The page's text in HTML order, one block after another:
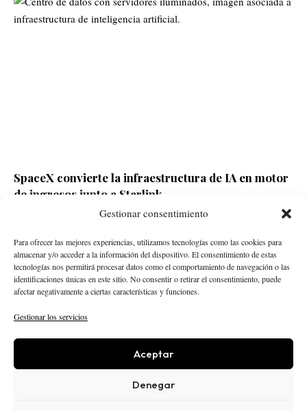
Gestionar consentimiento
Para ofrecer las mejores experiencias, utilizamos tecnologías como las cookies para
almacenar y/o acceder a la información del dispositivo. El consentimiento de estas
tecnologías nos permitirá procesar datos como el comportamiento de navegación o las
identificaciones únicas en este sitio. No consentir o retirar el consentimiento, puede
afectar negativamente a ciertas características y funciones.
Gestionar los servicios
Aceptar
Denegar
SpaceX convierte la infraestructura de IA en motor
de ingresos junto a Starlink
Hace 17 horas
INTELIGENCIA ARTIFICIAL
CREATOR ECONOMY
ROBÓTICA
NEGOCIOS
ECONOMÍA
ACTUALIDAD